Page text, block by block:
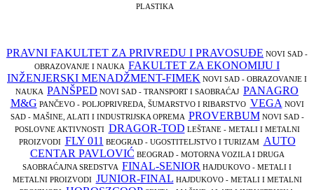
PLASTIKA
PRAVNI FAKULTET ZA PRIVREDU I PRAVOSUĐE NOVI SAD -
OBRAZOVANJE I NAUKA FAKULTET ZA EKONOMIJU I
INŽENJERSKI MENADŽMENT-FIMEK NOVI SAD - OBRAZOVANJE I
NAUKA PANŠPED NOVI SAD - TRANSPORT I SAOBRAĆAJ PANAGRO
M&G PANČEVO - POLJOPRIVREDA, ŠUMARSTVO I RIBARSTVO VEGA NOVI
SAD - MAŠINE, ALATI I INDUSTRIJSKA OPREMA PROVERBUM NOVI SAD -
POSLOVNE AKTIVNOSTI DRAGOR-TOD LEŠTANE - METALI I METALNI
PROIZVODI FLY 011 BEOGRAD - UGOSTITELJSTVO I TURIZAM AUTO
CENTAR PAVLOVIĆ BEOGRAD - MOTORNA VOZILA I DRUGA
SAOBRAĆAJNA SREDSTVA FINAL-SENIOR HAJDUKOVO - METALI I
METALNI PROIZVODI JUNIOR-FINAL HAJDUKOVO - METALI I METALNI